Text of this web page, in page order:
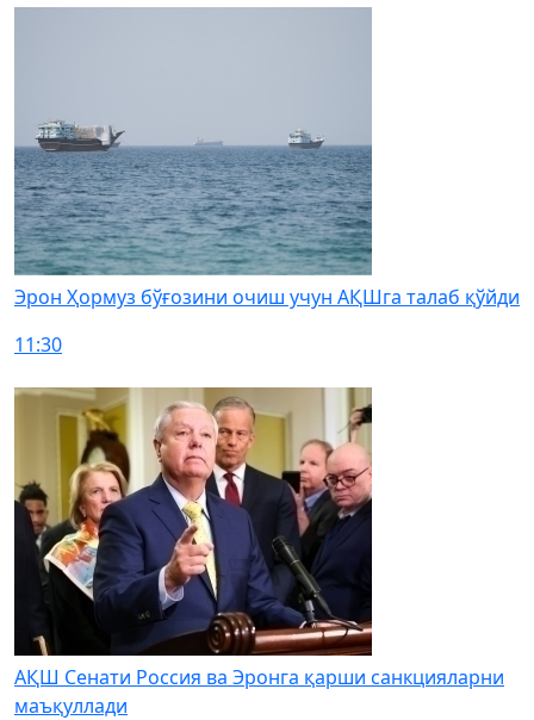
Эрон Ҳормуз бўғозини очиш учун АҚШга талаб қўйди
11:30
АҚШ Сенати Россия ва Эронга қарши санкцияларни
маъқуллади